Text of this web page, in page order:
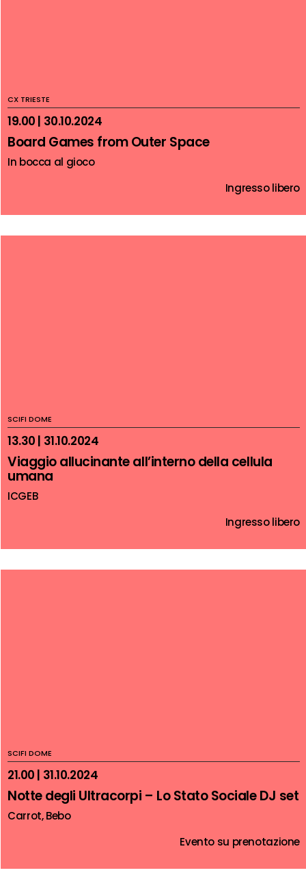
CX TRIESTE
19.00 | 30.10.2024
Board Games from Outer Space
In bocca al gioco
Ingresso libero
SCIFI DOME
13.30 | 31.10.2024
Viaggio allucinante all’interno della cellula
umana
ICGEB
Ingresso libero
SCIFI DOME
21.00 | 31.10.2024
Notte degli Ultracorpi – Lo Stato Sociale DJ set
Carrot, Bebo
Evento su prenotazione